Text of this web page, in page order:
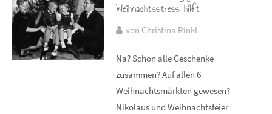
Weihnachtsstress hilft
von Christina Rinkl
Na? Schon alle Geschenke
zusammen? Auf allen 6
Weihnachtsmärkten gewesen?
Nikolaus und Weihnachtsfeier